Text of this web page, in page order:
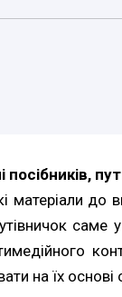
до
саме
на їх основі